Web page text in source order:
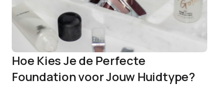
Hoe Kies Je de Perfecte
Foundation voor Jouw Huidtype?